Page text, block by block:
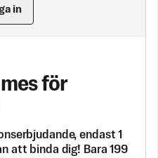
in
för
endast 1
att binda dig! Bara 199